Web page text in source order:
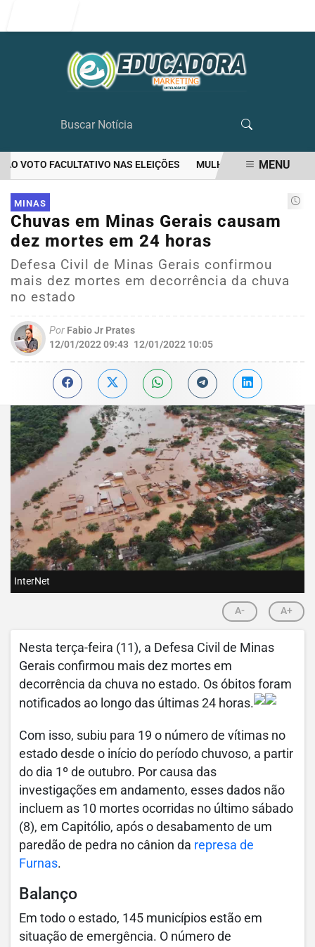
FACULTATIVO NAS ELEIÇÕES MULHER MATA O PRÓPRIO
EM ALTA
MENU
MINAS
Chuvas em Minas Gerais causam
dez mortes em 24 horas
Defesa Civil de Minas Gerais confirmou
mais dez mortes em decorrência da chuva
no estado
Por Fabio Jr Prates
12/01/2022 09:43 12/01/2022 10:05
InterNet
A- A+
Nesta terça-feira (11), a Defesa Civil de Minas
Gerais confirmou mais dez mortes em
decorrência da chuva no estado. Os óbitos foram
notificados ao longo das últimas 24 horas.
Com isso, subiu para 19 o número de vítimas no
estado desde o início do período chuvoso, a partir
do dia 1º de outubro. Por causa das
investigações em andamento, esses dados não
incluem as 10 mortes ocorridas no último sábado
(8), em Capitólio, após o desabamento de um
paredão de pedra no cânion da represa de
Furnas.
Balanço
Em todo o estado, 145 municípios estão em
situação de emergência. O número de